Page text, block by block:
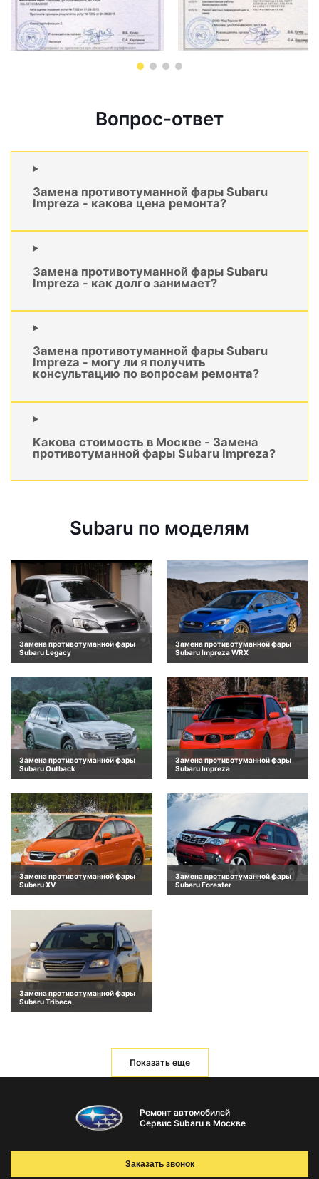
Вопрос-ответ
Замена противотуманной фары Subaru
Impreza - какова цена ремонта?
Замена противотуманной фары Subaru
Impreza - как долго занимает?
Замена противотуманной фары Subaru
Impreza - могу ли я получить
консультацию по вопросам ремонта?
Какова стоимость в Москве - Замена
противотуманной фары Subaru Impreza?
Subaru по моделям
Замена противотуманной фары
Subaru Legacy
Замена противотуманной фары
Subaru Impreza WRX
Замена противотуманной фары
Subaru Outback
Замена противотуманной фары
Subaru Impreza
Замена противотуманной фары
Subaru XV
Замена противотуманной фары
Subaru Forester
Замена противотуманной фары
Subaru Tribeca
Показать еще
Ремонт автомобилей
Сервис Subaru в Москве
Заказать звонок